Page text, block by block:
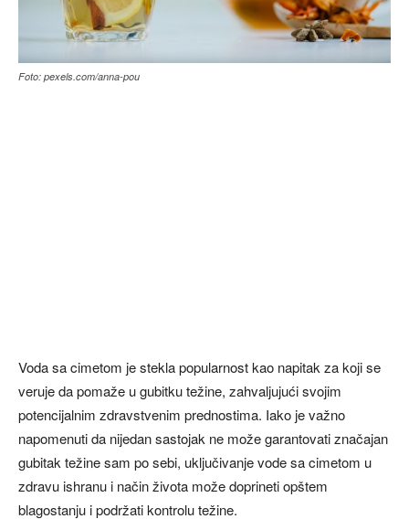
Foto: pexels.com/anna-pou
Voda sa cimetom je stekla popularnost kao napitak za koji se
veruje da pomaže u gubitku težine, zahvaljujući svojim
potencijalnim zdravstvenim prednostima. Iako je važno
napomenuti da nijedan sastojak ne može garantovati značajan
gubitak težine sam po sebi, uključivanje vode sa cimetom u
zdravu ishranu i način života može doprineti opštem
blagostanju i podržati kontrolu težine.